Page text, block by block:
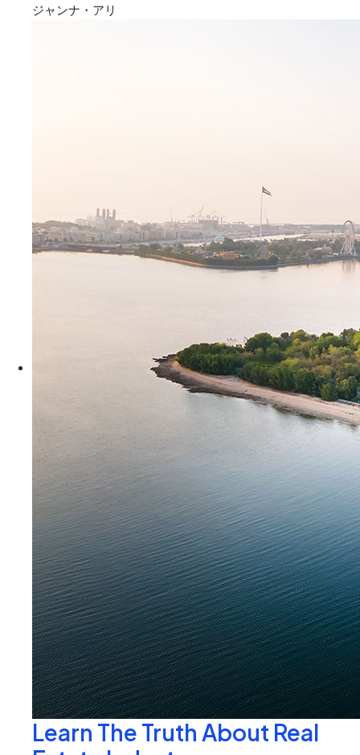
ジャンナ・アリ
Learn The Truth About Real